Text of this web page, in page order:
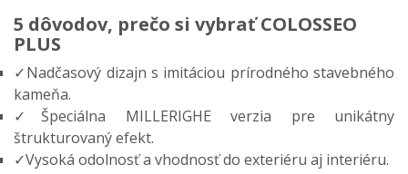
5 dôvodov, prečo si vybrať COLOSSEO
PLUS
✓Nadčasový dizajn s imitáciou prírodného stavebného
kameňa.
✓Špeciálna MILLERIGHE verzia pre unikátny
štrukturovaný efekt.
✓Vysoká odolnosť a vhodnosť do exteriéru aj interiéru.